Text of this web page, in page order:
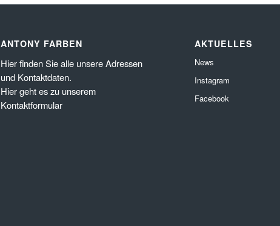
ANTONY FARBEN
Hierfinden Sie alle unsere Adressen
und Kontaktdaten.
Hiergeht es zu unserem
Kontaktformular
AKTUELLES
News
Instagram
Facebook